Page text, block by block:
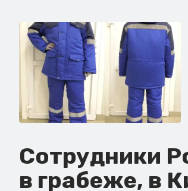
Сотрудники
в грабеже, в